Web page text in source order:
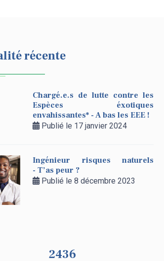
récente
Chargé.e.s de lutte contre les
Espèces éxotiques
envahissantes* - A bas les EEE !
Publié le 17 janvier 2024
Ingénieur risques naturels
- T’as peur ?
Publié le 8 décembre 2023
2436